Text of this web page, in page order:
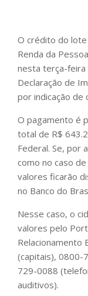
O crédito do
Renda da
nesta terça-feira
Declaração de
por indicação de
O pagamento é
total de R$
Federal. Se, por
como no caso
valores ficarão
no Banco do
Nesse caso, o
valores pelo
Relacionamento
(capitais), 0800-
729-0088
auditivos).